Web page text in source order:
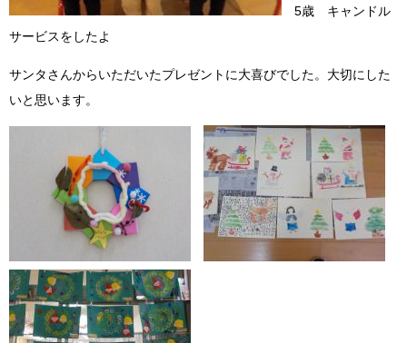
5歳 キャンドル
サービスをしたよ
サンタさんからいただいたプレゼントに大喜びでした。大切にした
いと思います。